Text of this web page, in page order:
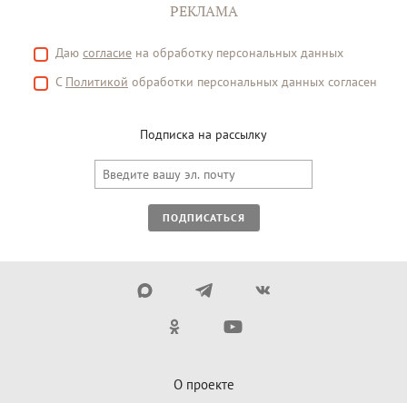
РЕКЛАМА
Даю согласие на обработку персональных данных
С Политикой обработки персональных данных согласен
Подписка на рассылку
ПОДПИСАТЬСЯ
О проекте